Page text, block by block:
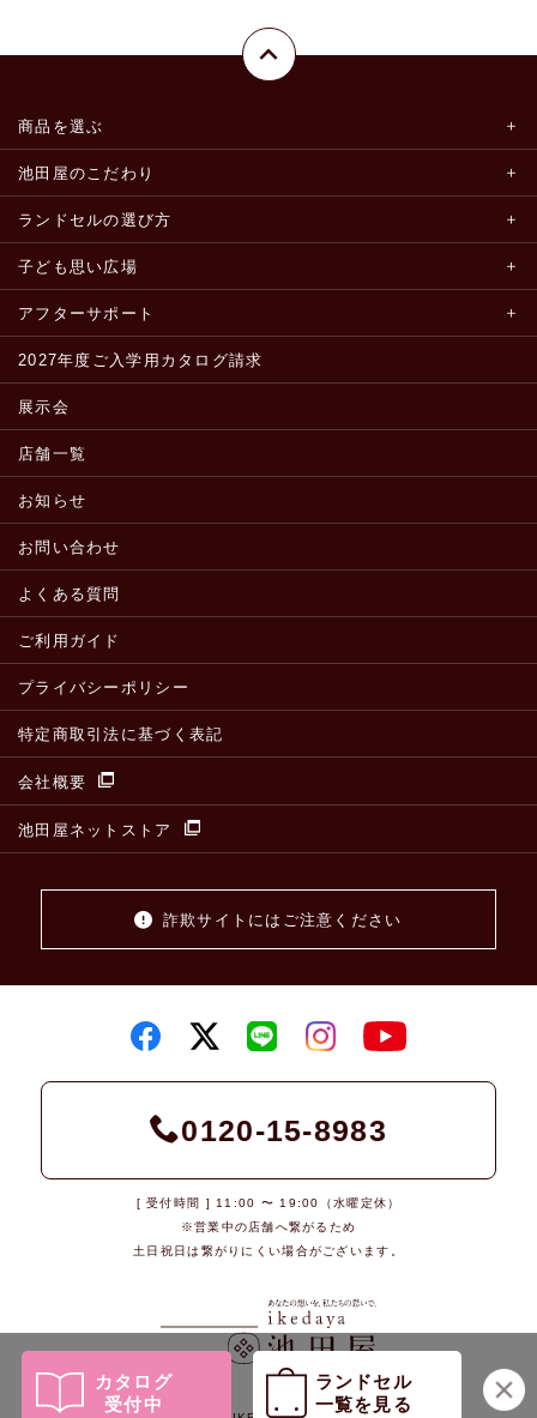
カタログ
受付中
ランドセル
一覧を見る
商品を選ぶ
池田屋のこだわり
ランドセルの選び方
子ども思い広場
アフターサポート
2027年度ご入学用カタログ請求
展示会
店舗一覧
お知らせ
お問い合わせ
よくある質問
ご利用ガイド
プライバシーポリシー
特定商取引法に基づく表記
会社概要
池田屋ネットストア
詐欺サイトにはご注意ください
0120-15-8983
[ 受付時間 ] 11:00 〜 19:00（水曜定休）
※営業中の店舗へ繋がるため
土日祝日は繋がりにくい場合がございます。